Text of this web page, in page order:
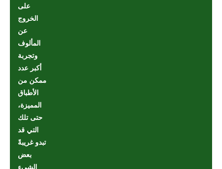
على
الخروج
عن
المألوف
وتجربة
أكبر عدد
ممكن من
الأطباق
المميزة،
حتى تلك
التي قد
تبدو غريبةً
بعض
الشيء